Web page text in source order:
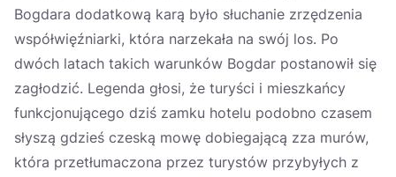
Bogdara dodatkową karą było słuchanie zrzędzenia
współwięźniarki, która narzekała na swój los. Po
dwóch latach takich warunków Bogdar postanowił się
zagłodzić. Legenda głosi, że turyści i mieszkańcy
funkcjonującego dziś zamku hotelu podobno czasem
słyszą gdzieś czeską mowę dobiegającą zza murów,
która przetłumaczona przez turystów przybyłych z